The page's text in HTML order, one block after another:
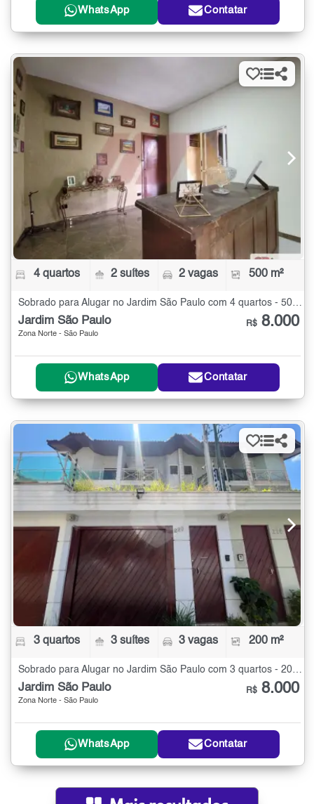
WhatsApp Contatar
4 quartos 2 suítes 2 vagas 500 m²
Jardim São Paulo
Zona Norte - São Paulo
R$ 8.000
WhatsApp Contatar
3 quartos 3 suítes 3 vagas 200 m²
Jardim São Paulo
Zona Norte - São Paulo
R$ 8.000
WhatsApp Contatar